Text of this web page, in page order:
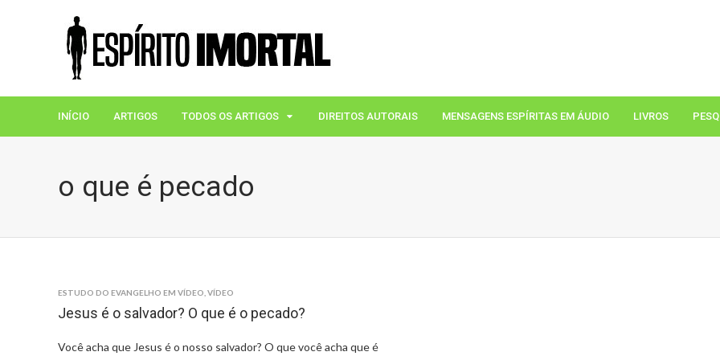
INÍCIO ARTIGOS TODOS OS ARTIGOS DIREITOS AUTORAIS MENSAGENS ESPÍRITAS EM ÁUDIO LIVROS
o que é pecado
ESTUDO DO EVANGELHO EM VÍDEO VÍDEO
Jesus é o salvador? O que é o pecado?
Você acha que Jesus é o nosso salvador? O que você acha que é